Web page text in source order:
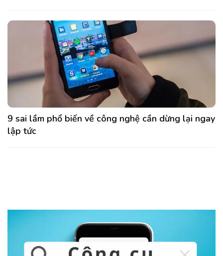
9 sai lầm phổ biến về công nghệ cần dừng lại ngay
lập tức